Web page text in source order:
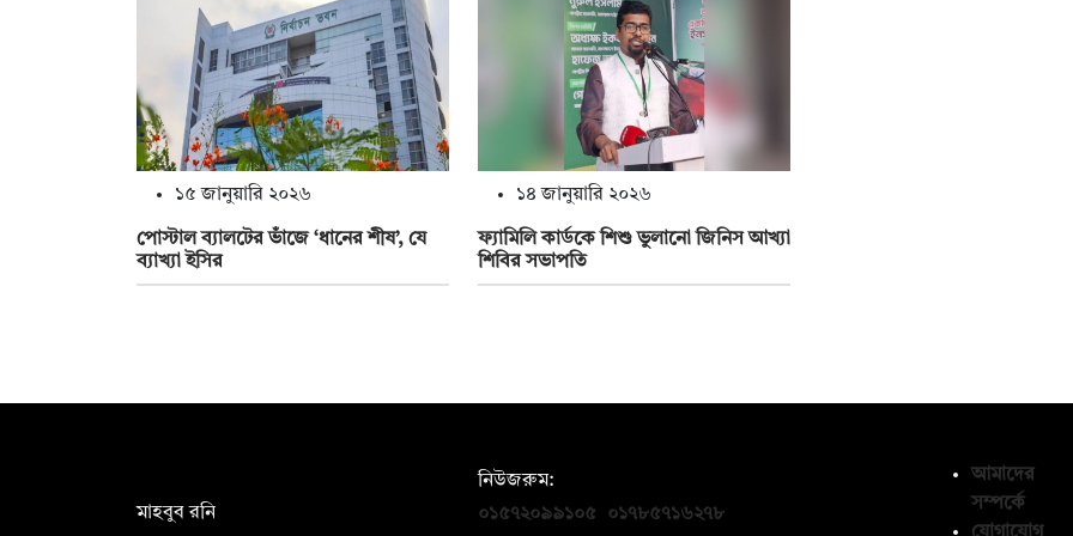
১৫ জানুয়ারি ২০২৬
পোস্টাল ব্যালটের ভাঁজে ‘ধানের শীষ’, যে
ব্যাখ্যা ইসির
১৪ জানুয়ারি ২০২৬
ফ্যামিলি কার্ডকে শিশু ভুলানো জিনিস আখ্যা
শিবির সভাপতি
মাহবুব রনি
নিউজরুম:
০১৫৭২০৯৯১০৫
০১৭৮৫৭১৬২৭৮
আমাদের
সম্পর্কে
যোগাযোগ